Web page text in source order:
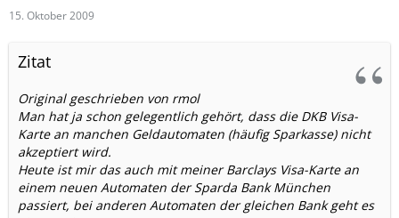
15. Oktober 2009
Zitat
Original geschrieben von rmol
Man hat ja schon gelegentlich gehört, dass die DKB Visa-
Karte an manchen Geldautomaten (häufig Sparkasse) nicht
akzeptiert wird.
Heute ist mir das auch mit meiner Barclays Visa-Karte an
einem neuen Automaten der Sparda Bank München
passiert, bei anderen Automaten der gleichen Bank geht es